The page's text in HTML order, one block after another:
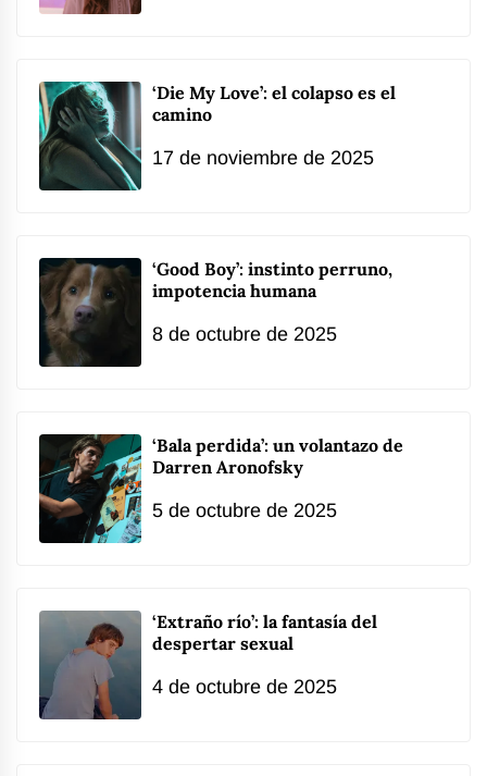
‘Die My Love’: el colapso es el
camino
17 de noviembre de 2025
‘Good Boy’: instinto perruno,
impotencia humana
8 de octubre de 2025
‘Bala perdida’: un volantazo de
Darren Aronofsky
5 de octubre de 2025
‘Extraño río’: la fantasía del
despertar sexual
4 de octubre de 2025